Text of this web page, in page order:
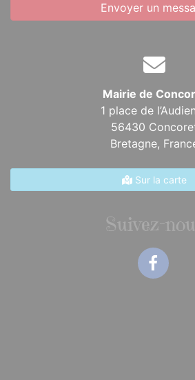
Envoyer un
Mairie de
1 place de
56430
Bretagne,
Sur la carte
Suivez-